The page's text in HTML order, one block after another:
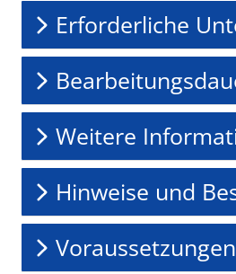
Erforderliche
Weitere
Hinweise und
Voraussetzungen